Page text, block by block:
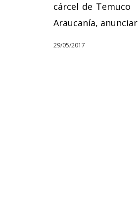
cárcel de Temuco
Araucanía,
29/05/2017